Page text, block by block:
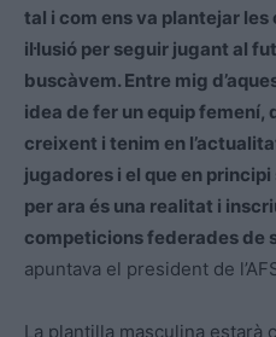
tal i com ens va plantejar
il·lusió per seguir jugant al
buscàvem. Entre mig
idea de fer un equip femení,
creixent i tenim en
jugadores i el que en
per ara és una realitat i
competicions federades de
apuntava el president de
La plantilla masculina estarà